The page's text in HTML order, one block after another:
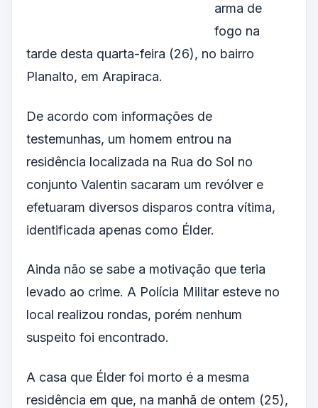
arma de
fogo na
tarde desta quarta-feira (26), no bairro
Planalto, em Arapiraca.
De acordo com informações de
testemunhas, um homem entrou na
residência localizada na Rua do Sol no
conjunto Valentin sacaram um revólver e
efetuaram diversos disparos contra vítima,
identificada apenas como Élder.
Ainda não se sabe a motivação que teria
levado ao crime. A Polícia Militar esteve no
local realizou rondas, porém nenhum
suspeito foi encontrado.
A casa que Élder foi morto é a mesma
residência em que, na manhã de ontem (25),